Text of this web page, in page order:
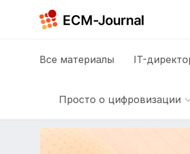
Все материалы IT-
Просто о цифровизации